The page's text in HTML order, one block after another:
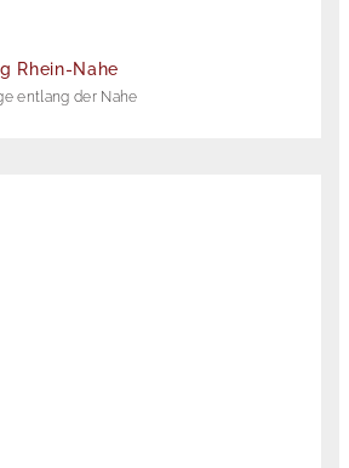
Rhein-Nahe
entlang der Nahe